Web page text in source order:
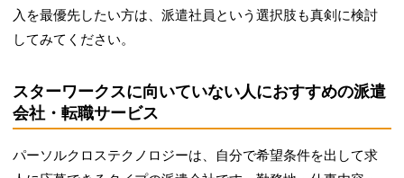
入を最優先したい方は、派遣社員という選択肢も真剣に検討
してみてください。
スターワークスに向いていない人におすすめの派遣
会社・転職サービス
パーソルクロステクノロジーは、自分で希望条件を出して求